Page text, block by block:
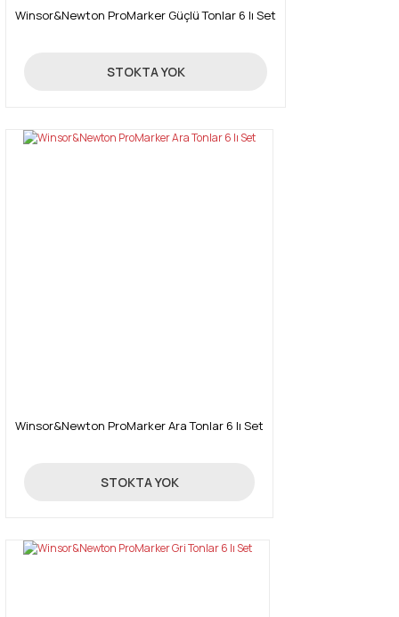
Winsor&Newton ProMarker Güçlü Tonlar 6 lı Set
131,18 TL
STOKTA YOK
Winsor&Newton ProMarker Ara Tonlar 6 lı Set
131,18 TL
STOKTA YOK